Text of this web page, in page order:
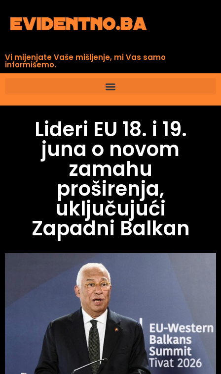
Vi mijenjate Vaše mišljenje, mi Vas samo
informišemo.
Lideri EU 18. i 19.
juna o novom
zamahu
proširenja,
uključujući
Zapadni Balkan